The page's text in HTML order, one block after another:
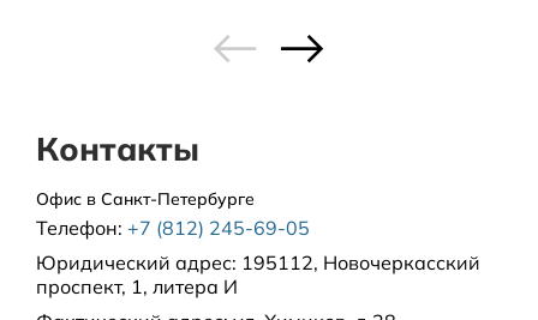
Контакты
Офис в Санкт-Петербурге
Телефон: +7 (812) 245-69-05
Юридический адрес: 195112, Новочеркасский
проспект, 1, литера И